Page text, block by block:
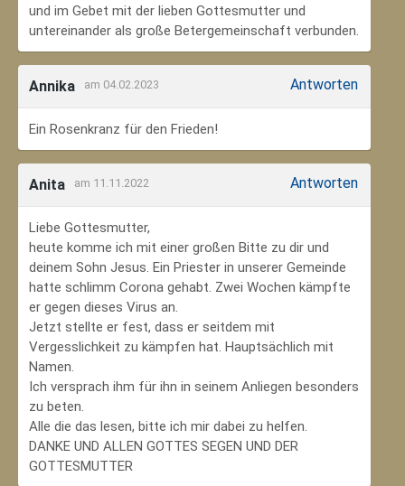
und im Gebet mit der lieben Gottesmutter und
untereinander als große Betergemeinschaft verbunden.
Annika am 04.02.2023 Antworten
Ein Rosenkranz für den Frieden!
Anita am 11.11.2022 Antworten
Liebe Gottesmutter,
heute komme ich mit einer großen Bitte zu dir und
deinem Sohn Jesus. Ein Priester in unserer Gemeinde
hatte schlimm Corona gehabt. Zwei Wochen kämpfte
er gegen dieses Virus an.
Jetzt stellte er fest, dass er seitdem mit
Vergesslichkeit zu kämpfen hat. Hauptsächlich mit
Namen.
Ich versprach ihm für ihn in seinem Anliegen besonders
zu beten.
Alle die das lesen, bitte ich mir dabei zu helfen.
DANKE UND ALLEN GOTTES SEGEN UND DER
GOTTESMUTTER